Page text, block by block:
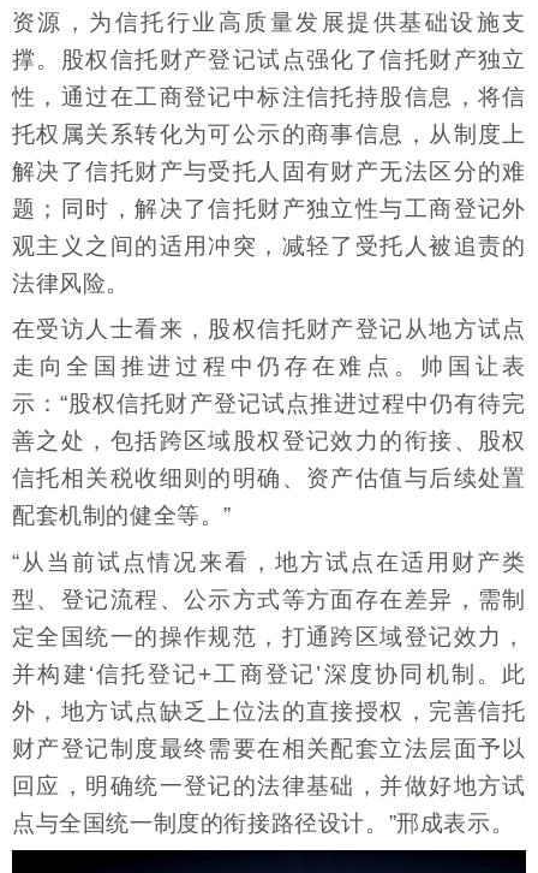
资源，为信托行业高质量发展提供基础设施支
撑。股权信托财产登记试点强化了信托财产独立
性，通过在工商登记中标注信托持股信息，将信
托权属关系转化为可公示的商事信息，从制度上
解决了信托财产与受托人固有财产无法区分的难
题；同时，解决了信托财产独立性与工商登记外
观主义之间的适用冲突，减轻了受托人被追责的
法律风险。
在受访人士看来，股权信托财产登记从地方试点
走向全国推进过程中仍存在难点。帅国让表
示：“股权信托财产登记试点推进过程中仍有待完
善之处，包括跨区域股权登记效力的衔接、股权
信托相关税收细则的明确、资产估值与后续处置
配套机制的健全等。”
“从当前试点情况来看，地方试点在适用财产类
型、登记流程、公示方式等方面存在差异，需制
定全国统一的操作规范，打通跨区域登记效力，
并构建‘信托登记+工商登记’深度协同机制。此
外，地方试点缺乏上位法的直接授权，完善信托
财产登记制度最终需要在相关配套立法层面予以
回应，明确统一登记的法律基础，并做好地方试
点与全国统一制度的衔接路径设计。”邢成表示。